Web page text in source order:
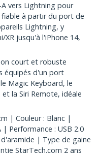
A vers Lightning pour
à partir du port de
Lightning, y
jusqu'à l'iPhone 14,
court et robuste
équipés d'un port
Magic Keyboard, le
la Siri Remote, idéale
| Couleur : Blanc |
Performance : USB 2.0
| Type de gaine
StarTech.com 2 ans